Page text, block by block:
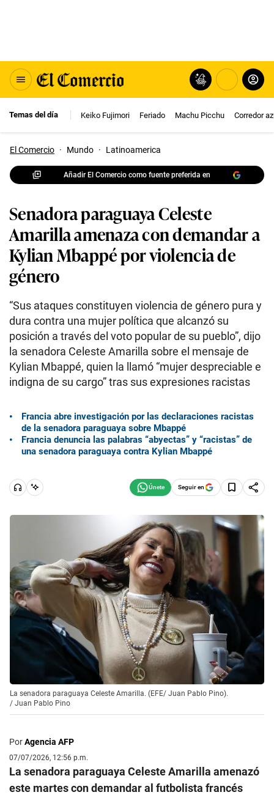
Temas del día Keiko Fujimori Feriado Machu Picchu Corredor
El Comercio · Mundo · Latinoamerica
Añadir El Comercio como fuente preferida en
Senadora paraguaya Celeste
Amarilla amenaza con demandar a
Kylian Mbappé por violencia de
género
“Sus ataques constituyen violencia de género pura y
dura contra una mujer política que alcanzó su
posición a través del voto popular de su pueblo”, dijo
la senadora Celeste Amarilla sobre el mensaje de
Kylian Mbappé, quien la llamó “mujer despreciable e
indigna de su cargo” tras sus expresiones racistas
Francia abre investigación por las declaraciones racistas
de la senadora paraguaya sobre Mbappé
Francia denuncia las palabras “abyectas” y “racistas” de
una senadora paraguaya contra Kylian Mbappé
Seguir en
La senadora paraguaya Celeste Amarilla. (EFE/ Juan Pablo Pino).
/ Juan Pablo Pino
PorAgencia AFP
07/07/2026, 12:56 p.m.
La senadora paraguaya Celeste Amarilla amenazó
este martes con demandar al futbolista francés